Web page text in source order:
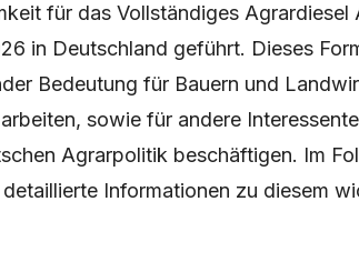
für das Vollständiges Agrardiesel
in Deutschland geführt. Dieses
Bedeutung für Bauern und
sowie für andere
Agrarpolitik beschäftigen. Im
detaillierte Informationen zu diesem